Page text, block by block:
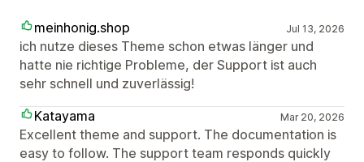
meinhonig.shop Jul 13, 2026
ich nutze dieses Theme schon etwas länger und
hatte nie richtige Probleme, der Support ist auch
sehr schnell und zuverlässig!
Katayama
Mar 20, 2026
Excellent theme and support. The documentation is
easy to follow. The support team responds quickly